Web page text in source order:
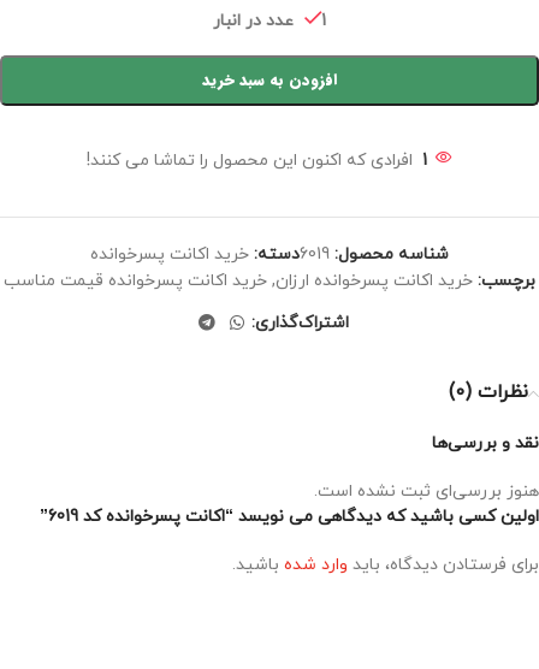
1 عدد در انبار
افزودن به سبد خرید
1 افرادی که اکنون این محصول را تماشا می کنند!
شناسه محصول: 6019دسته: خرید اکانت پسرخوانده
برچسب: خرید اکانت پسرخوانده ارزان, خرید اکانت پسرخوانده قیمت مناسب
اشتراک‌گذاری:
نظرات (0)
نقد و بررسی‌ها
هنوز بررسی‌ای ثبت نشده است.
اولین کسی باشید که دیدگاهی می نویسد “اکانت پسرخوانده کد 6019”
برای فرستادن دیدگاه، باید وارد شده باشید.